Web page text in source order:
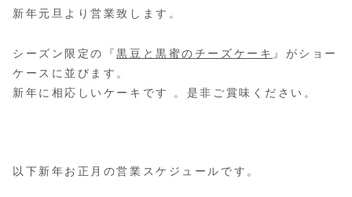
新年元旦より営業致します。
シーズン限定の『黒豆と黒蜜のチーズケーキ 』がショー
ケースに並びます。
新年に相応しいケーキです 。是非ご賞味ください。
以下新年お正月の営業スケジュールです。